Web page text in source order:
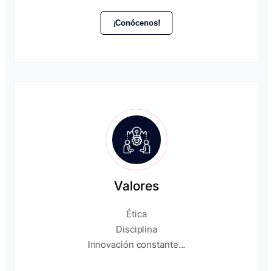
¡Conócenos!
Valores
Ética
Disciplina
Innovación constante...